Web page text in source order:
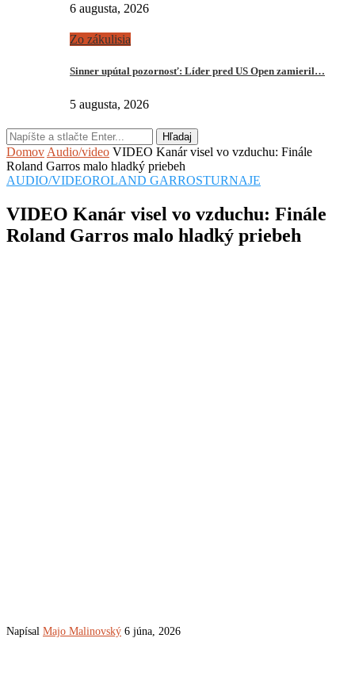
6 augusta, 2026
Zo zákulisia
Sinner upútal pozornosť: Líder pred US Open zamieril…
5 augusta, 2026
Hľadaj
Domov Audio/video VIDEO Kanár visel vo vzduchu: Finále
Roland Garros malo hladký priebeh
AUDIO/VIDEOROLAND GARROSTURNAJE
VIDEO Kanár visel vo vzduchu: Finále
Roland Garros malo hladký priebeh
Napísal Majo Malinovský 6 júna, 2026